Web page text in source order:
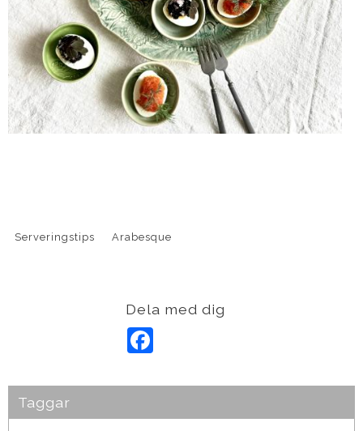
Taggar
Serveringstips Arabesque
Dela med dig
F
b